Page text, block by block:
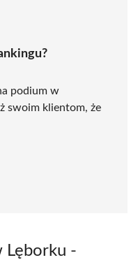
podium w
swoim klientom, że
Lęborku -